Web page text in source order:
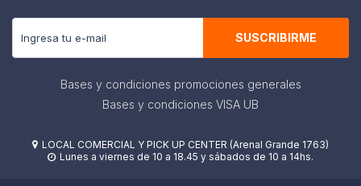
SUSCRIBIRME
Bases y condiciones promociones generales
Bases y condiciones VISA UB
 LOCAL COMERCIAL Y PICK UP CENTER (Arenal Grande 1763)
 Lunes a viernes de 10 a 18.45 y sábados de 10 a 14hs.